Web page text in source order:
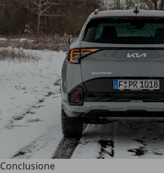
Conclusione